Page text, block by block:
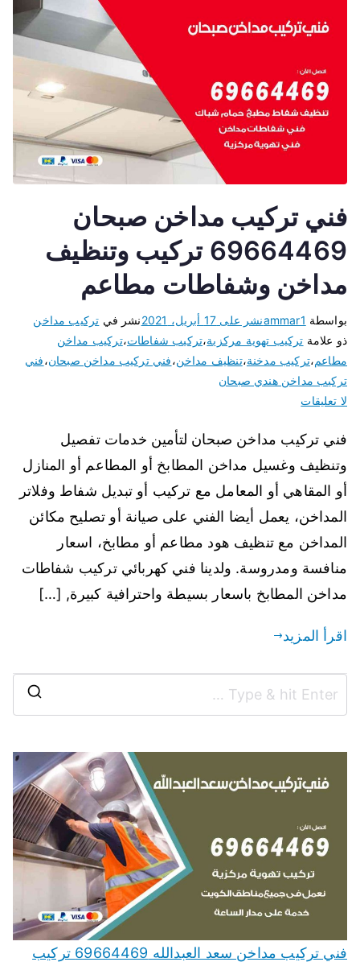
فني تركيب مداخن صبحان
69664469 تركيب وتنظيف
مداخن وشفاطات مطاعم
بواسطة ammar1نشر على 17 أبريل، 2021 نشر في تركيب مداخن
ذو علامة تركيب تهوية مركزية،تركيب شفاطات،تركيب مداخن
مطاعم،تركيب مدخنة،تنظيف مداخن،فني تركيب مداخن صبحان،فني
تركيب مداخن هندي صبحان
لا تعليقات
فني تركيب مداخن صبحان لتأمين خدمات تفصيل
وتنظيف وغسيل مداخن المطابخ أو المطاعم أو المنازل
أو المقاهي أو المعامل مع تركيب أو تبديل شفاط وفلاتر
المداخن، يعمل أيضا الفني على صيانة أو تصليح مكائن
المداخن مع تنظيف هود مطاعم أو مطابخ، اسعار
منافسة ومدروسة. ولدينا فني كهربائي تركيب شفاطات
مداخن المطابخ باسعار بسيطة واحترافية كبيرة, […]
اقرأ المزيد
فني تركيب مداخن سعد العبدالله 69664469 تركيب